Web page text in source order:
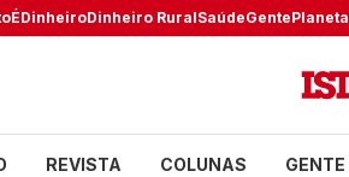
DinheiroDinheiro RuralSaúdeGentePlaneta
REVISTA COLUNAS GENTE